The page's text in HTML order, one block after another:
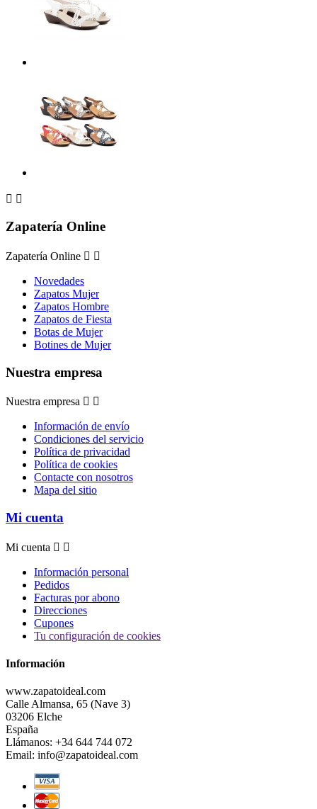
 
Zapatería Online
Zapatería Online  
Novedades
Zapatos Mujer
Zapatos Hombre
Zapatos de Fiesta
Botas de Mujer
Botines de Mujer
Nuestra empresa
Nuestra empresa  
Información de envío
Condiciones del servicio
Política de privacidad
Política de cookies
Contacte con nosotros
Mapa del sitio
Mi cuenta
Mi cuenta  
Información personal
Pedidos
Facturas por abono
Direcciones
Cupones
Tu configuración de cookies
Información
www.zapatoideal.com
Calle Almansa, 65 (Nave 3)
03206 Elche
España
Llámanos: +34 644 744 072
Email: info@zapatoideal.com